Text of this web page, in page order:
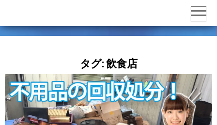
近郊
タグ:飲食店